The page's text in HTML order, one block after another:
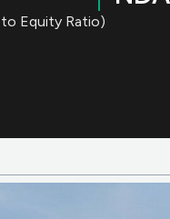
Equity Ratio)